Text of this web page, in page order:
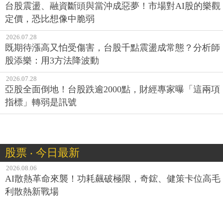
台股震盪、融資斷頭與當沖成惡夢！市場對AI股的樂觀
定價，恐比想像中脆弱
2026.07.28
既期待漲高又怕受傷害，台股千點震盪成常態？分析師
股添樂：用3方法降波動
2026.07.28
亞股全面倒地！台股跌逾2000點，財經專家曝「這兩項
指標」轉弱是訊號
股票 ‧ 今日最新
2026.08.06
AI散熱革命來襲！功耗飆破極限，奇鋐、健策卡位高毛
利散熱新戰場